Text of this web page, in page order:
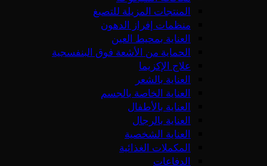
المنتجات المزيلة للتصبغ
منظمات إفراز الدهون
العناية بمحيط العين
الحماية من الأشعة فوق البنفسجية
علاج الإكزيما
العناية بالشعر
العناية الخاصة بالجسم
العناية بالأطفال
العناية بالرجال
العناية الشخصية
المكملات الغذائية
الدفاعات